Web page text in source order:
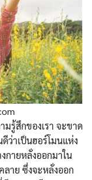
มรู้สึกของเรา จะขาด
ว่าเป็นฮอร์โมนแห่ง
กายหลั่งออกมาใน
าย ซึ่งจะหลั่งออก